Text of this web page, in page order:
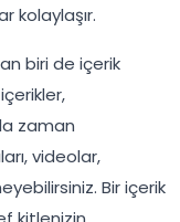
kolaylaşır.
biri de içerik
zaman
videolar,
Bir içerik